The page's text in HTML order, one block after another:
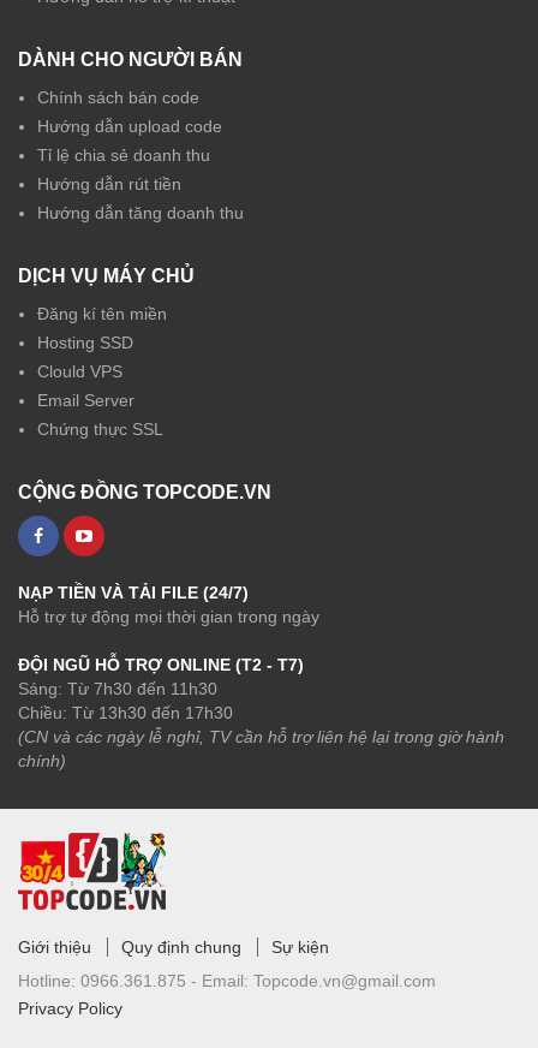
DÀNH CHO NGƯỜI BÁN
Chính sách bán code
Hướng dẫn upload code
Tỉ lệ chia sẻ doanh thu
Hướng dẫn rút tiền
Hướng dẫn tăng doanh thu
DỊCH VỤ MÁY CHỦ
Đăng kí tên miền
Hosting SSD
Clould VPS
Email Server
Chứng thực SSL
CỘNG ĐỒNG TOPCODE.VN
NẠP TIỀN VÀ TẢI FILE (24/7)
Hỗ trợ tự động mọi thời gian trong ngày
ĐỘI NGŨ HỖ TRỢ ONLINE (T2 - T7)
Sáng: Từ 7h30 đến 11h30
Chiều: Từ 13h30 đến 17h30
(CN và các ngày lễ nghỉ, TV cần hỗ trợ liên hệ lại trong giờ hành
chính)
Giới thiệu Quy định chung
Sự kiện
Hotline: 0966.361.875 - Email: Topcode.vn@gmail.com
Privacy Policy